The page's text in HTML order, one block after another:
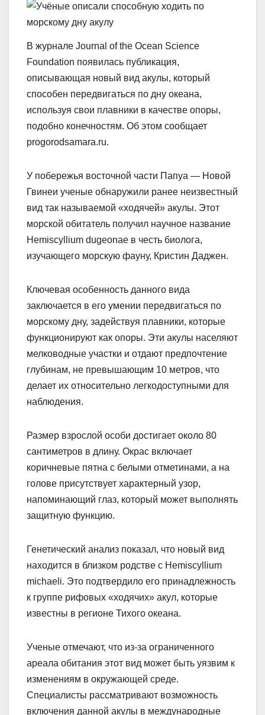
В журнале Journal of the Ocean Science
Foundation появилась публикация,
описывающая новый вид акулы, который
способен передвигаться по дну океана,
используя свои плавники в качестве опоры,
подобно конечностям. Об этом сообщает
progorodsamara.ru.
У побережья восточной части Папуа — Новой
Гвинеи ученые обнаружили ранее неизвестный
вид так называемой «ходячей» акулы. Этот
морской обитатель получил научное название
Hemiscyllium dugeonae в честь биолога,
изучающего морскую фауну, Кристин Даджен.
Ключевая особенность данного вида
заключается в его умении передвигаться по
морскому дну, задействуя плавники, которые
функционируют как опоры. Эти акулы населяют
мелководные участки и отдают предпочтение
глубинам, не превышающим 10 метров, что
делает их относительно легкодоступными для
наблюдения.
Размер взрослой особи достигает около 80
сантиметров в длину. Окрас включает
коричневые пятна с белыми отметинами, а на
голове присутствует характерный узор,
напоминающий глаз, который может выполнять
защитную функцию.
Генетический анализ показал, что новый вид
находится в близком родстве с Hemiscyllium
michaeli. Это подтвердило его принадлежность
к группе рифовых «ходячих» акул, которые
известны в регионе Тихого океана.
Ученые отмечают, что из-за ограниченного
ареала обитания этот вид может быть уязвим к
изменениям в окружающей среде.
Специалисты рассматривают возможность
включения данной акулы в международные